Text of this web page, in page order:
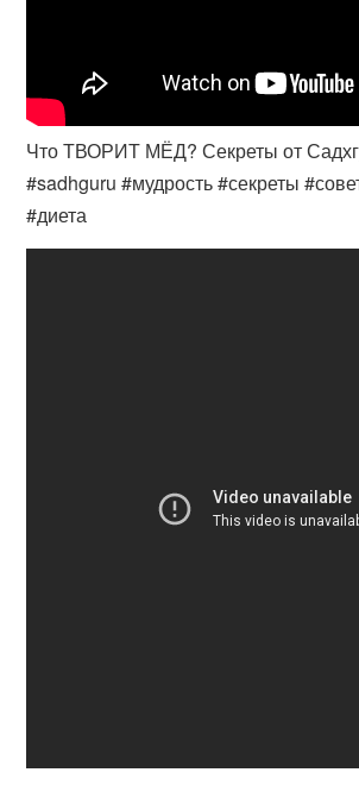
Что ТВОРИТ МЁД? Секреты от
#sadhguru #мудрость #секреты
#диета